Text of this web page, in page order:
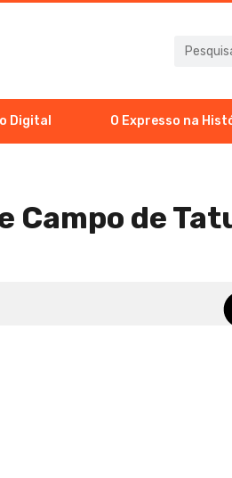
Digital O Expresso na
Campo de